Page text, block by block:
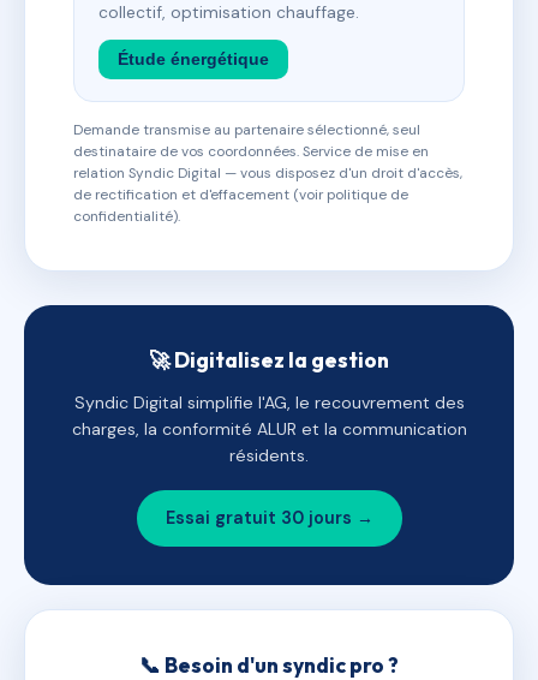
collectif, optimisation chauffage.
Étude énergétique
Demande transmise au partenaire sélectionné, seul
destinataire de vos coordonnées. Service de mise en
relation Syndic Digital — vous disposez d'un droit d'accès,
de rectification et d'effacement (voir politique de
confidentialité).
🚀 Digitalisez la gestion
Syndic Digital simplifie l'AG, le recouvrement des
charges, la conformité ALUR et la communication
résidents.
Essai gratuit 30 jours →
📞 Besoin d'un syndic pro ?